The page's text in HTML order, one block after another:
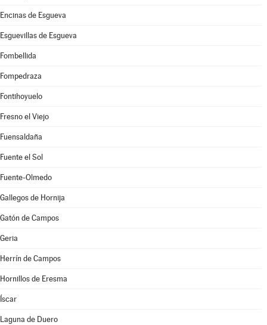
Encinas de Esgueva
Esguevillas de Esgueva
Fombellida
Fompedraza
Fontihoyuelo
Fresno el Viejo
Fuensaldaña
Fuente el Sol
Fuente-Olmedo
Gallegos de Hornija
Gatón de Campos
Geria
Herrín de Campos
Hornillos de Eresma
Íscar
Laguna de Duero